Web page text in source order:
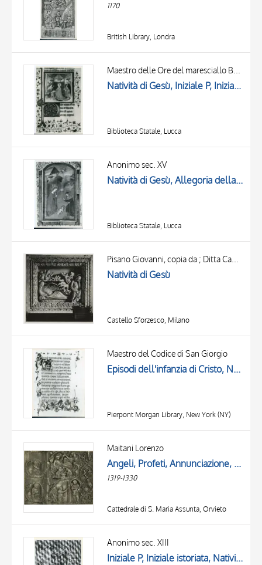
1170
British Library, Londra
Natività di Gesù, Iniziale P, Iniziale decorata, Cornice con motivi decorativi fitomorfi
Biblioteca Statale, Lucca
Anonimo sec. XV
Natività di Gesù, Allegoria della Trinità, Cornice con motivi decorativi fitomorfi e geometrici
Biblioteca Statale, Lucca
Natività di Gesù
Castello Sforzesco, Milano
Maestro del Codice di San Giorgio
Episodi dell'infanzia di Cristo, Natività di Gesù, Annuncio ai pastori, Iniziale C, Iniziale istoriata
Pierpont Morgan Library, New York (NY)
Maitani Lorenzo
Angeli, Profeti, Annunciazione, Natività di Gesù
1319-1330
Cattedrale di S. Maria Assunta, Orvieto
Anonimo sec. XIII
Iniziale P, Iniziale istoriata, Natività di Gesù, Notazione musicale